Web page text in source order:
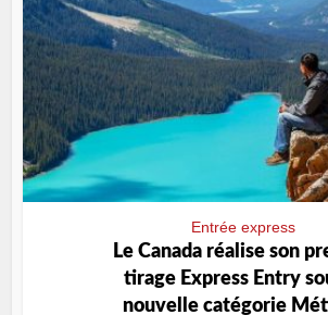
Entrée express
Le Canada réalise son
tirage Express Entry
nouvelle catégorie